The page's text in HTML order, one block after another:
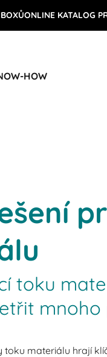
ONLINE KATALOG
HOW
toku
mnoho
toku materiálu hrají